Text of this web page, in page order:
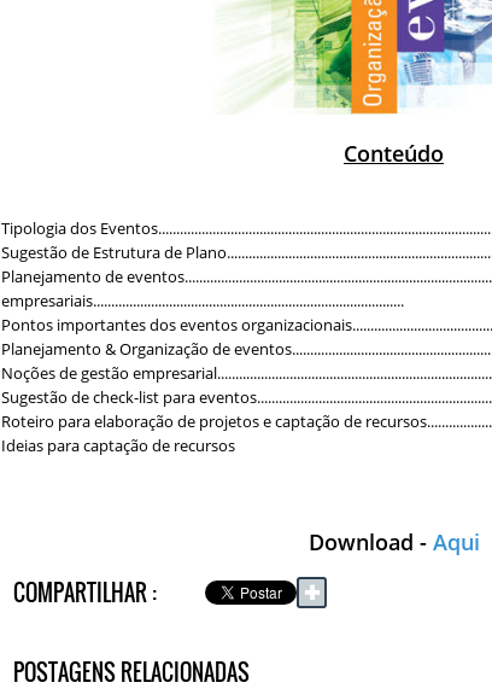
Conteúdo
Tipologia dos
Sugestão de Estrutura de
Planejamento de
empresariais......................................................................................
Pontos importantes dos eventos
Planejamento & Organização de
Noções de gestão
Sugestão de check-list para
Roteiro para elaboração de projetos e captação de
Ideias para captação de recursos
Download - Aqui
COMPARTILHAR : ✚
POSTAGENS RELACIONADAS